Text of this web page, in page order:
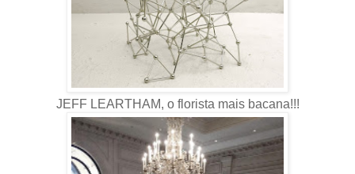
JEFF LEARTHAM, o florista mais bacana!!!